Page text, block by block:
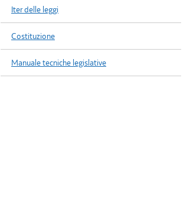
Iter delle leggi
Costituzione
Manuale tecniche legislative